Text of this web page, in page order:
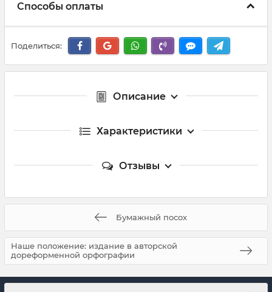
Способы оплаты
Поделиться:
Описание
Характеристики
Отзывы
Бумажный посох
Наше положение: издание в авторской
дореформенной орфографии